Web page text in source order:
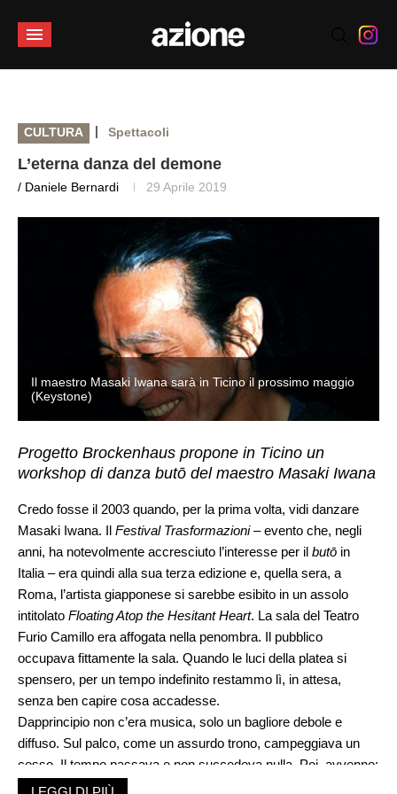
CULTURA | Spettacoli
L’eterna danza del demone
/ Daniele Bernardi 29 Aprile 2019
Il maestro Masaki Iwana sarà in Ticino il prossimo maggio
(Keystone)
Progetto Brockenhaus propone in Ticino un
workshop di danza butō del maestro Masaki Iwana
Credo fosse il 2003 quando, per la prima volta, vidi danzare
Masaki Iwana. Il Festival Trasformazioni– evento che, negli
anni, ha notevolmente accresciuto l’interesse per il butō in
Italia – era quindi alla sua terza edizione e, quella sera, a
Roma, l’artista giapponese si sarebbe esibito in un assolo
intitolato Floating Atop the Hesitant Heart. La sala del Teatro
Furio Camillo era affogata nella penombra. Il pubblico
occupava fittamente la sala. Quando le luci della platea si
spensero, per un tempo indefinito restammo lì, in attesa,
senza ben capire cosa accadesse.
Dapprincipio non c’era musica, solo un bagliore debole e
diffuso. Sul palco, come un assurdo trono, campeggiava un
cesso. Il tempo passava e non succedeva nulla. Poi, avvenne:
senza che nessuno lo avesse visto entrare, Masaki Iwana era